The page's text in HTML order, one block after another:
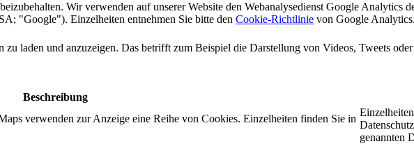
Wir verwenden auf unserer Website den Webanalysedienst Google Analytics
"Google"). Einzelheiten entnehmen Sie bitte den Cookie-Richtlinie von Google Analytics.
laden und anzuzeigen. Das betrifft zum Beispiel die Darstellung von Videos, Tweets
Beschreibung
verwenden zur Anzeige eine Reihe von Cookies. Einzelheiten finden Sie in
genannten